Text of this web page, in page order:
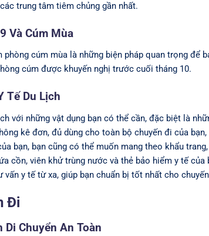
trung tâm tiêm chủng gần nhất.
Và Cúm Mùa
phòng cúm mùa là những biện pháp quan trọng để
cúm được khuyến nghị trước cuối tháng 10.
Tế Du Lịch
với những vật dụng bạn có thể cần, đặc biệt là
kê đơn, đủ dùng cho toàn bộ chuyến đi của
bạn, bạn cũng có thể muốn mang theo khẩu
cồn, viên khử trùng nước và thẻ bảo hiểm y tế
y tế từ xa, giúp bạn chuẩn bị tốt nhất cho
Đi
Chuyển An Toàn